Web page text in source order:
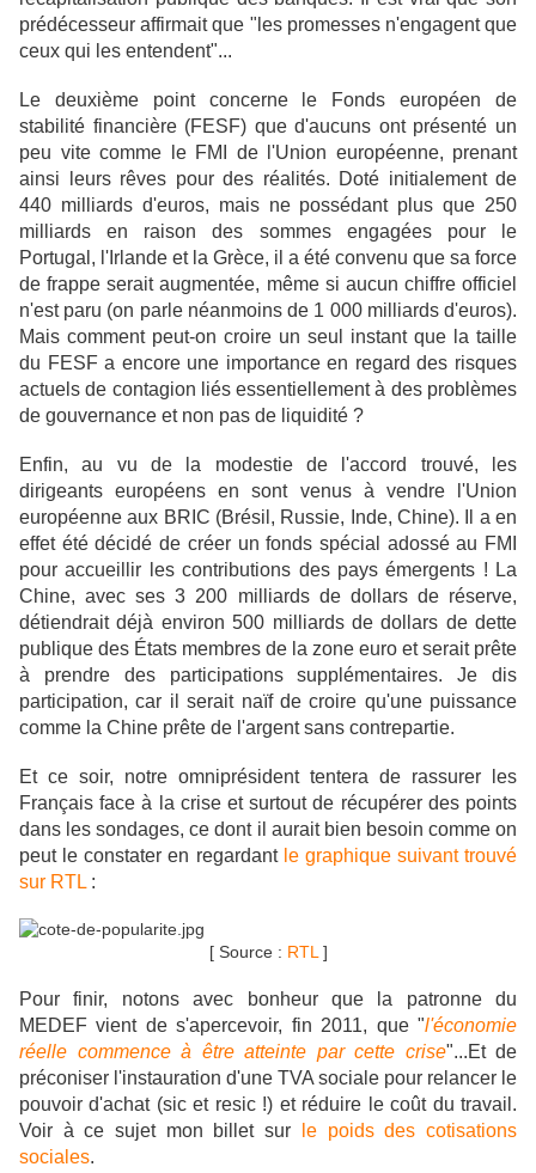
prédécesseur affirmait que "les promesses n'engagent que
ceux qui les entendent"...
Le deuxième point concerne le Fonds européen de
stabilité financière (FESF) que d'aucuns ont présenté un
peu vite comme le FMI de l'Union européenne, prenant
ainsi leurs rêves pour des réalités. Doté initialement de
440 milliards d'euros, mais ne possédant plus que 250
milliards en raison des sommes engagées pour le
Portugal, l'Irlande et la Grèce, il a été convenu que sa force
de frappe serait augmentée, même si aucun chiffre officiel
n'est paru (on parle néanmoins de 1 000 milliards d'euros).
Mais comment peut-on croire un seul instant que la taille
du FESF a encore une importance en regard des risques
actuels de contagion liés essentiellement à des problèmes
de gouvernance et non pas de liquidité ?
Enfin, au vu de la modestie de l'accord trouvé, les
dirigeants européens en sont venus à vendre l'Union
européenne aux BRIC (Brésil, Russie, Inde, Chine). Il a en
effet été décidé de créer un fonds spécial adossé au FMI
pour accueillir les contributions des pays émergents ! La
Chine, avec ses 3 200 milliards de dollars de réserve,
détiendrait déjà environ 500 milliards de dollars de dette
publique des États membres de la zone euro et serait prête
à prendre des participations supplémentaires. Je dis
participation, car il serait naïf de croire qu'une puissance
comme la Chine prête de l'argent sans contrepartie.
Et ce soir, notre omniprésident tentera de rassurer les
Français face à la crise et surtout de récupérer des points
dans les sondages, ce dont il aurait bien besoin comme on
peut le constater en regardant le graphique suivant trouvé
sur RTL :
[ Source : RTL ]
Pour finir, notons avec bonheur que la patronne du
MEDEF vient de s'apercevoir, fin 2011, que "l'économie
réelle commence à êtreatteinte par cette crise"...Et de
préconiser l'instauration d'une TVA sociale pour relancer le
pouvoir d'achat (sic et resic !) et réduire le coût du travail.
Voir à ce sujet mon billet sur
le poids des cotisations
sociales.